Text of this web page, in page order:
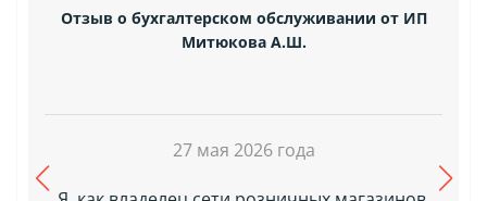
Отзыв о бухгалтерском обслуживании от ИП
Митюкова А.Ш.
27 мая 2026 года